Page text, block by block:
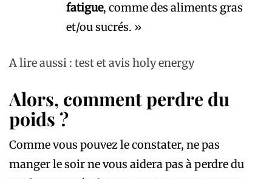
fatigue, comme des aliments gras
et/ou sucrés. »
A lire aussi : test et avis holy energy
Alors, comment perdre du
poids ?
Comme vous pouvez le constater, ne pas
manger le soir ne vous aidera pas à perdre du